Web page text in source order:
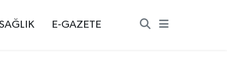
E-GAZETE